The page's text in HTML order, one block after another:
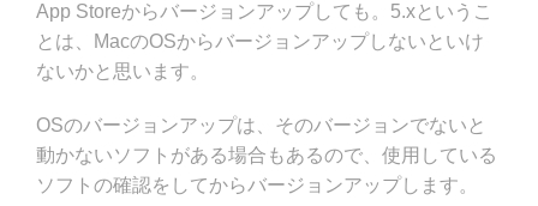
App Storeからバージョンアップしても。5.xというこ
とは、MacのOSからバージョンアップしないといけ
ないかと思います。
OSのバージョンアップは、そのバージョンでないと
動かないソフトがある場合もあるので、使用している
ソフトの確認をしてからバージョンアップします。